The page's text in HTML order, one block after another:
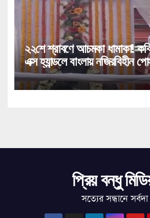
২২শে শ্রাবণে আচমকা ধামাকা!
এক্স হ্যান্ডলে বাংলায় নজিরবিহীন
শাহের!
প্রিয় বন্ধু
সত্যের সন্ধানে সর্বদা